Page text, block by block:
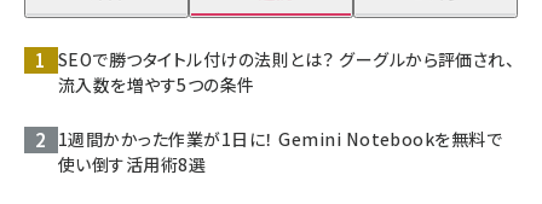
SEOで勝つタイトル付けの法則とは？ グーグルから評価され、
流入数を増やす5つの条件
1週間かかった作業が1日に！ Gemini Notebookを無料で
使い倒す活用術8選